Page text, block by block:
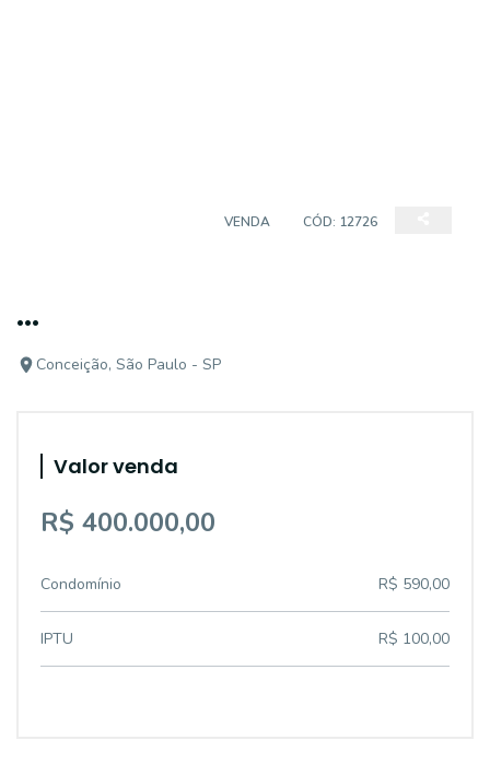
VENDA CÓD: 12726
...
Conceição, São Paulo - SP
Valor venda
R$ 400.000,00
Condomínio R$ 590,00
IPTU R$ 100,00